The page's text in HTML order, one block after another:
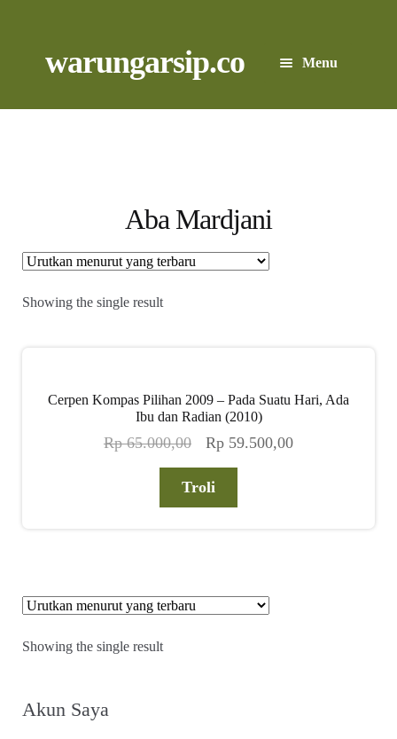
to
to
warungarsip.co Menu
Beranda
Foto
Suara
Cari Arsip
Aba Mardjani
Showing the single result
Cerpen Kompas Pilihan 2009 – Pada Suatu Hari, Ada
Ibu dan Radian (2010)
Rp65.000,00
Harga
adalah:
Rp 59.500,00Harga
Troli
Showing the single result
Akun Saya